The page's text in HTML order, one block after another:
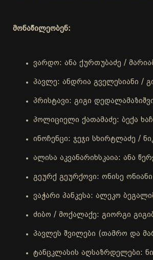
მონაწილეობენ:
ვარდო: ანა ქურთუბაძე /
პავლე: ანდრია გველესიანი /
პრისტავი: გიგი
პოლიციელი ქათამაძე: ბექა
ინოჩენცი: ჯეჯი სხირტლაძე /
ალისა აკვანარიხსკაია: ანა
გეურქ გეურქოვი: ონისე ონიანი
ვაჭარი პანკესა: ალეკო
ძიბო / მოქალაქე: გიორგი
პავლეს შვილები (თამრო და
ტანცკლასის აღსაზრდელები: